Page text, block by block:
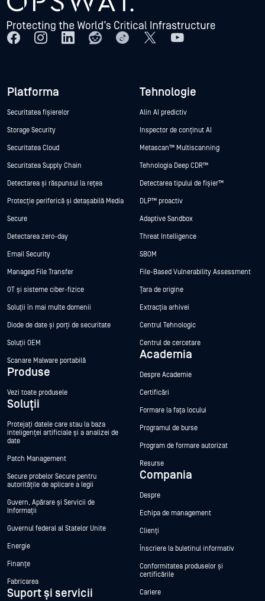
Platforma
Securitatea fișierelor
Storage Security
Securitatea Cloud
Securitatea Supply Chain
Detectarea și răspunsul la rețea
Protecție periferică și detașabilă Media
Secure
Detectarea zero-day
Email Security
Managed File Transfer
OT și sisteme ciber-fizice
Soluții în mai multe domenii
Diode de date și porți de securitate
Soluții OEM
Scanare Malware portabilă
Produse
Vezi toate produsele
Soluții
Protejați datele care stau la baza
inteligenței artificiale și a analizei de
date
Patch Management
Secure probelor Secure pentru
autoritățile de aplicare a legii
Guvern, Apărare și Servicii de
Informații
Guvernul federal al Statelor Unite
Energie
Finanțe
Fabricarea
Suport și servicii
Tehnologie
Alin AI predictiv
Inspector de conținut AI
Metascan™ Multiscanning
Tehnologia Deep CDR™
Detectarea tipului de fișier™
DLP™ proactiv
Adaptive Sandbox
Threat Intelligence
SBOM
File-Based Vulnerability Assessment
Țara de origine
Extracția arhivei
Centrul Tehnologic
Centrul de cercetare
Academia
Despre Academie
Certificări
Formare la fața locului
Programul de burse
Program de formare autorizat
Resurse
Compania
Despre
Echipa de management
Clienți
Înscriere la buletinul informativ
Conformitatea produselor și
certificările
Cariere